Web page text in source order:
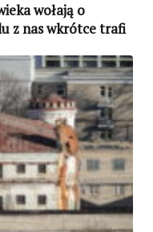
wołają o
z nas wkrótce trafi